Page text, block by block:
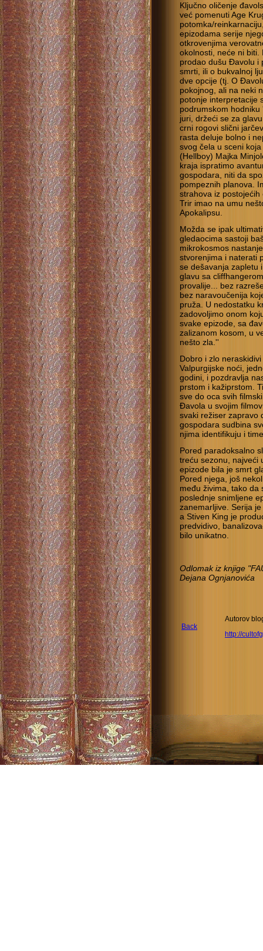
Ključno oličenje
već pomenuti Age
potomka/
epizodama serije
otkrovenjima
okolnosti, neće ni biti.
prodao dušu Đavolu i
smrti, ili o bukvalnoj
dve opcije (tj. O
pokojnog, ali na neki
potonje interpretacije
podrumskom
juri, držeći se za
crni rogovi slični
rasta deluje bolno i
svog čela u sceni
(Hellboy) Majka
kraja ispratimo
gospodara, niti da
pompeznih planova.
strahova iz
Trir imao na umu
Apokalipsu.
Možda se ipak
gledaocima sastoji
mikrokosmos
stvorenjima i naterati
se dešavanja zapletu
glavu sa
provalije... bez
bez naravoučenija
pruža. U nedostatku
zadovoljimo onom
svake epizode, sa
zalizanom kosom, u
nešto zla.''
Dobro i zlo
Valpurgijske noći,
godini, i pozdravlja
prstom i kažiprstom.
sve do oca svih
Đavola u svojim
svaki režiser zapravo
gospodara sudbina
njima identifikuju i
Pored paradoksalno
treću sezonu, najveći
epizode bila je smrt
Pored njega, još
među živima, tako da
poslednje snimljene
zanemarljive. Serija
a Stiven King je
predvidivo,
bilo unikatno.
Odlomak iz knjige
Dejana Ognjanovića
Back
Autorov
http://